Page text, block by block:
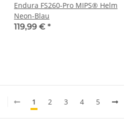
Endura FS260-Pro MIPS® Helm
Neon-Blau
119,99 € *
1 2 3 4 5